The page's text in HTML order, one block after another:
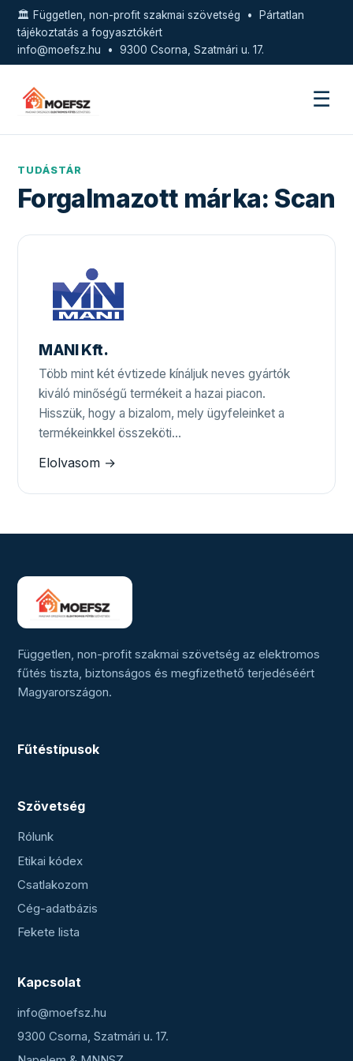
🏛️ Független, non-profit szakmai szövetség • Pártatlan
tájékoztatás a fogyasztókért
info@moefsz.hu • 9300 Csorna, Szatmári u. 17.
☰
TUDÁSTÁR
Forgalmazott márka: Scan
MANI Kft.
Több mint két évtizede kínáljuk neves gyártók
kiváló minőségű termékeit a hazai piacon.
Hisszük, hogy a bizalom, mely ügyfeleinket a
termékeinkkel összeköti…
Elolvasom →
Független, non-profit szakmai szövetség az elektromos
fűtés tiszta, biztonságos és megfizethető terjedéséért
Magyarországon.
Fűtéstípusok
Szövetség
Rólunk
Etikai kódex
Csatlakozom
Cég-adatbázis
Fekete lista
Kapcsolat
info@moefsz.hu
9300 Csorna, Szatmári u. 17.